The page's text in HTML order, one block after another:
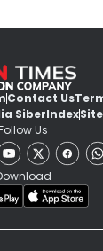
Contact Us
SiberIndex
Us